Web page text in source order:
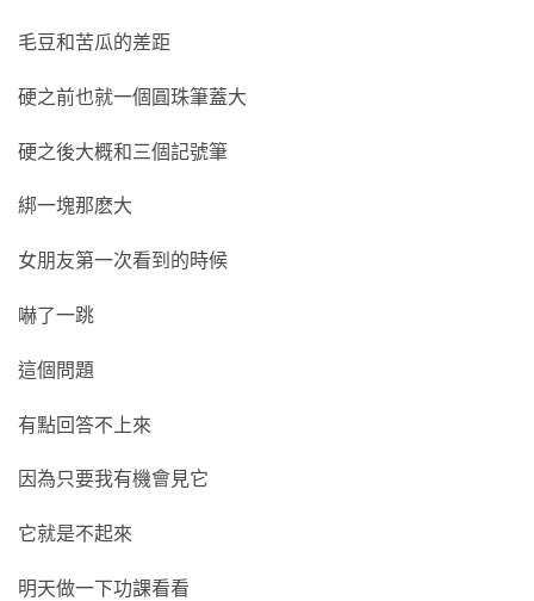
毛豆和苦瓜的差距
硬之前也就一個圓珠筆蓋大
硬之後大概和三個記號筆
綁一塊那麽大
女朋友第一次看到的時候
嚇了一跳
這個問題
有點回答不上來
因為只要我有機會見它
它就是不起來
明天做一下功課看看